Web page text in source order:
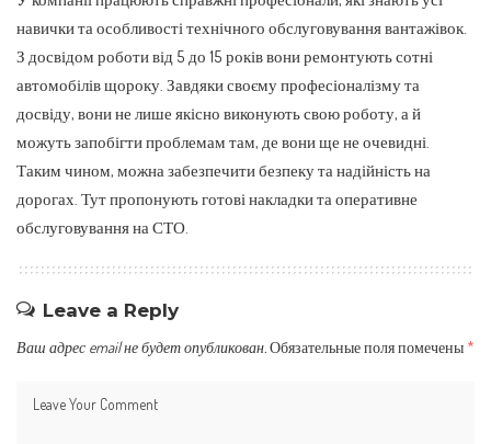
навички та особливості технічного обслуговування вантажівок.
З досвідом роботи від 5 до 15 років вони ремонтують сотні
автомобілів щороку. Завдяки своєму професіоналізму та
досвіду, вони не лише якісно виконують свою роботу, а й
можуть запобігти проблемам там, де вони ще не очевидні.
Таким чином, можна забезпечити безпеку та надійність на
дорогах. Тут пропонують готові накладки та оперативне
обслуговування на СТО.
Leave a Reply
Ваш адрес email не будет опубликован. Обязательные поля помечены *